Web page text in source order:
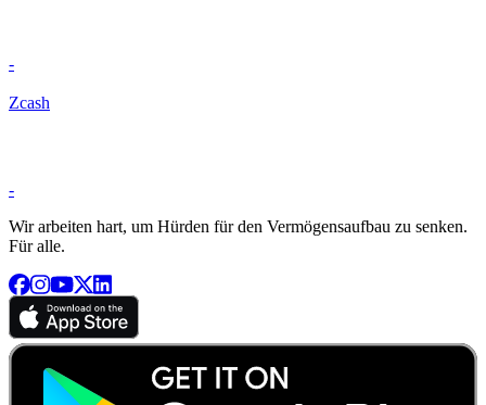
-
Zcash
-
Wir arbeiten hart, um Hürden für den Vermögensaufbau zu senken.
Für alle.